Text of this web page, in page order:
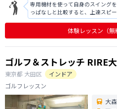
専用機材を使って自身のスイング
っぱなしと比較すると、上達スピ
めるには良いのでは。 グループレ
色々な打席を周っており、その都
のだろう。インストラクターとの相
体験レッスン （無
ゴルフ＆ストレッチ RIRE
東京都 大田区
インドア
ゴルフレッスン
大